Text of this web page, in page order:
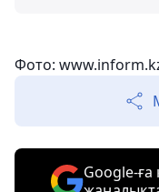
Фото:
Google-